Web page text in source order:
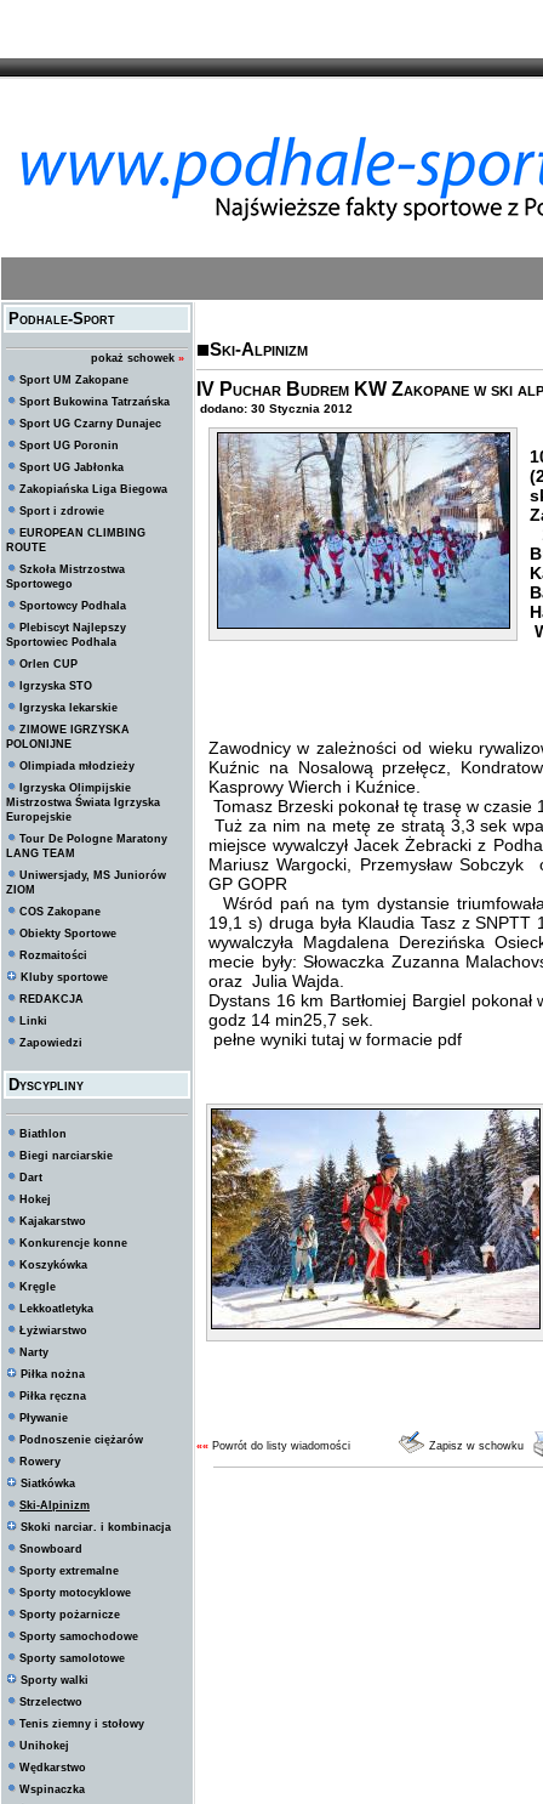
Podhale-Sport
pokaż schowek »
Sport UM Zakopane
Sport Bukowina Tatrzańska
Sport UG Czarny Dunajec
Sport UG Poronin
Sport UG Jabłonka
Zakopiańska Liga Biegowa
Sport i zdrowie
EUROPEAN CLIMBING
ROUTE
Szkoła Mistrzostwa
Sportowego
Sportowcy Podhala
Plebiscyt Najlepszy
Sportowiec Podhala
Orlen CUP
Igrzyska STO
Igrzyska lekarskie
ZIMOWE IGRZYSKA
POLONIJNE
Olimpiada młodzieży
Igrzyska Olimpijskie
Mistrzostwa Świata Igrzyska
Europejskie
Tour De Pologne Maratony
LANG TEAM
Uniwersjady, MS Juniorów
ZIOM
COS Zakopane
Obiekty Sportowe
Rozmaitości
Kluby sportowe
REDAKCJA
Linki
Zapowiedzi
Dyscypliny
Biathlon
Biegi narciarskie
Dart
Hokej
Kajakarstwo
Konkurencje konne
Koszykówka
Kręgle
Lekkoatletyka
Łyżwiarstwo
Narty
Piłka nożna
Piłka ręczna
Pływanie
Podnoszenie ciężarów
Rowery
Siatkówka
Ski-Alpinizm
Skoki narciar. i kombinacja
Snowboard
Sporty extremalne
Sporty motocyklowe
Sporty pożarnicze
Sporty samochodowe
Sporty samolotowe
Sporty walki
Strzelectwo
Tenis ziemny i stołowy
Unihokej
Wędkarstwo
Wspinaczka
Ski-Alpinizm
IV Puchar Budrem KW Zakopane w ski
dodano: 30 Stycznia 2012
Zawodnicy w zależności od wieku
Kuźnic na Nosalową przełęcz,
Kasprowy Wierch i Kuźnice.
Tomasz Brzeski pokonał tę trasę w
Tuż za nim na metę ze stratą 3,3 sek
miejsce wywalczył Jacek Żebracki z
Mariusz Wargocki, Przemysław
GP GOPR
Wśród pań na tym dystansie
19,1 s) druga była Klaudia Tasz z
wywalczyła Magdalena Derezińska
mecie były: Słowaczka Zuzanna
oraz Julia Wajda.
Dystans 16 km Bartłomiej Bargiel
godz 14 min25,7 sek.
pełne wyniki tutaj w formacie pdf
«« Powrót do listy wiadomości Zapisz w schowku